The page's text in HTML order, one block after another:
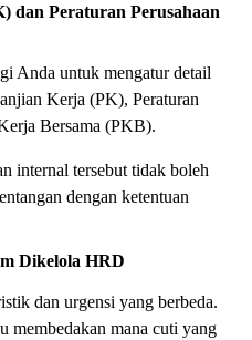
dan Peraturan Perusahaan
Anda untuk mengatur detail
Kerja (PK), Peraturan
Bersama (PKB).
internal tersebut tidak boleh
dengan ketentuan
Dikelola HRD
dan urgensi yang berbeda.
membedakan mana cuti yang